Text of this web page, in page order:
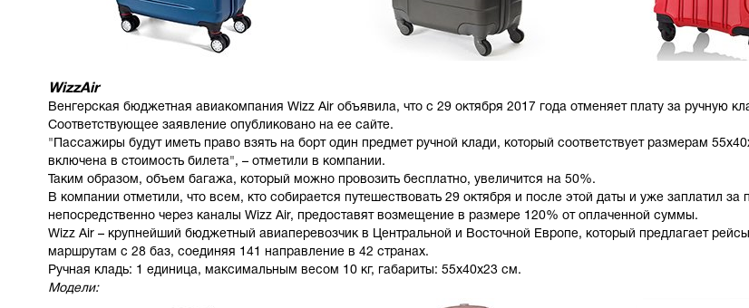
WizzAir
Венгерская бюджетная авиакомпания Wizz Air объявила, что с 29 октября 2017 года отменяет плату за ручную
Соответствующее заявление опубликовано на ее сайте.
"Пассажиры будут иметь право взять на борт один предмет ручной клади, который соответствует размерам
включена в стоимость билета", – отметили в компании.
Таким образом, объем багажа, который можно провозить бесплатно, увеличится на 50%.
В компании отметили, что всем, кто собирается путешествовать 29 октября и после этой даты и уже заплатил за
непосредственно через каналы Wizz Air, предоставят возмещение в размере 120% от оплаченной суммы.
Wizz Air – крупнейший бюджетный авиаперевозчик в Центральной и Восточной Европе, который предлагает
маршрутам с 28 баз, соединяя 141 направление в 42 странах.
Ручная кладь: 1 единица, максимальным весом 10 кг, габариты: 55x40x23 см.
Модели: